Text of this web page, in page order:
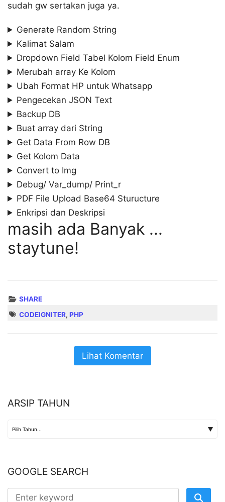
sudah gw sertakan juga ya.
Generate Random String
Kalimat Salam
Dropdown Field Tabel Kolom Field Enum
Merubah array Ke Kolom
Ubah Format HP untuk Whatsapp
Pengecekan JSON Text
Backup DB
Buat array dari String
Get Data From Row DB
Get Kolom Data
Convert to Img
Debug/ Var_dump/ Print_r
PDF File Upload Base64 Sturucture
Enkripsi dan Deskripsi
masih ada Banyak ...
staytune!
SHARE
CODEIGNITER, PHP
Lihat Komentar
ARSIP TAHUN
GOOGLE SEARCH